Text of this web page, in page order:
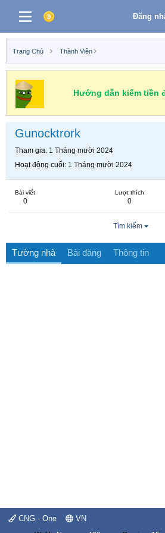
Đăng
Trang Chủ Thành Viên
Hướng dẫn kiếm tiền
Gunocktrork
Tham gia 1 Tháng mười 2024
Hoạt động cuối 1 Tháng mười 2024
Bài viết
0
Lượt thích
0
Tìm kiếm
Tường nhà Bài đăng Thông tin
CNG - One VN